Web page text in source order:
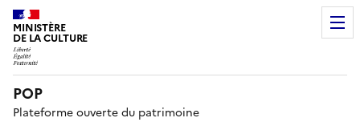
MINISTÈRE
DE LA CULTURE
POP
Plateforme ouverte du patrimoine